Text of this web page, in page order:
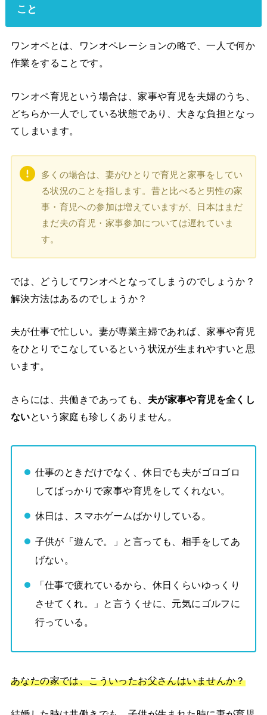
こと
ワンオペとは、ワンオペレーションの略で、一人で何か
作業をすることです。
ワンオペ育児という場合は、家事や育児を夫婦のうち、
どちらか一人でしている状態であり、大きな負担となっ
てしまいます。
多くの場合は、妻がひとりで育児と家事をしてい
る状況のことを指します。昔と比べると男性の家
事・育児への参加は増えていますが、日本はまだ
まだ夫の育児・家事参加については遅れていま
す。
では、どうしてワンオペとなってしまうのでしょうか？
解決方法はあるのでしょうか？
夫が仕事で忙しい。妻が専業主婦であれば、家事や育児
をひとりでこなしているという状況が生まれやすいと思
います。
さらには、共働きであっても、 夫が家事や育児を全くし
ないという家庭も珍しくありません。
仕事のときだけでなく、休日でも夫がゴロゴロ
してばっかりで家事や育児をしてくれない。
休日は、スマホゲームばかりしている。
子供が「遊んで。」と言っても、相手をしてあ
げない。
「仕事で疲れているから、休日くらいゆっくり
させてくれ。」と言うくせに、元気にゴルフに
行っている。
あなたの家では、こういったお父さんはいませんか？